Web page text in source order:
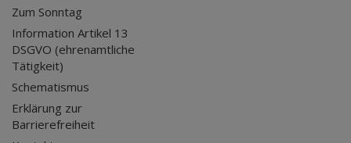
Zum Sonntag
Information Artikel 13
DSGVO (ehrenamtliche
Tätigkeit)
Schematismus
Erklärung zur
Barrierefreiheit